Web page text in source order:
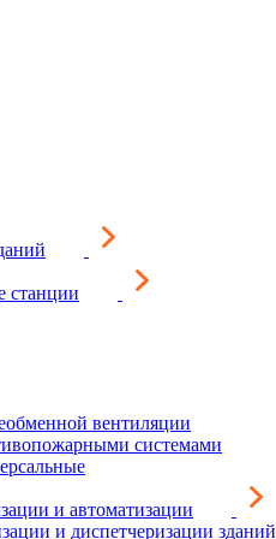
станции
вентиляции
системами
и автоматизации
и диспетчеризации зданий